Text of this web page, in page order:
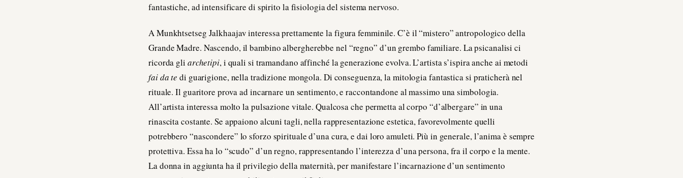
fantastiche, ad intensificare di spirito la fisiologia del sistema nervoso.
A Munkhtsetseg Jalkhaajav interessa prettamente la figura femminile. C’è il “mistero” antropologico della
Grande Madre. Nascendo, il bambino albergherebbe nel “regno” d’un grembo familiare. La psicanalisi ci
ricorda gli archetipi, i quali si tramandano affinché la generazione evolva. L’artista s’ispira anche ai metodi
fai da te di guarigione, nella tradizione mongola. Di conseguenza, la mitologia fantastica si praticherà nel
rituale. Il guaritore prova ad incarnare un sentimento, e raccontandone al massimo una simbologia.
All’artista interessa molto la pulsazione vitale. Qualcosa che permetta al corpo “d’albergare” in una
rinascita costante. Se appaiono alcuni tagli, nella rappresentazione estetica, favorevolmente quelli
potrebbero “nascondere” lo sforzo spirituale d’una cura, e dai loro amuleti. Più in generale, l’anima è sempre
protettiva. Essa ha lo “scudo” d’un regno, rappresentando l’interezza d’una persona, fra il corpo e la mente.
La donna in aggiunta ha il privilegio della maternità, per manifestare l’incarnazione d’un sentimento